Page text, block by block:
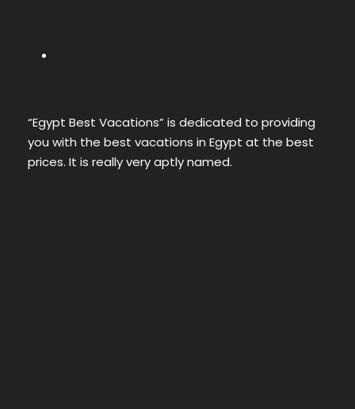
“Egypt Best Vacations” is dedicated to providing
you with the best vacations in Egypt at the best
prices. It is really very aptly named.